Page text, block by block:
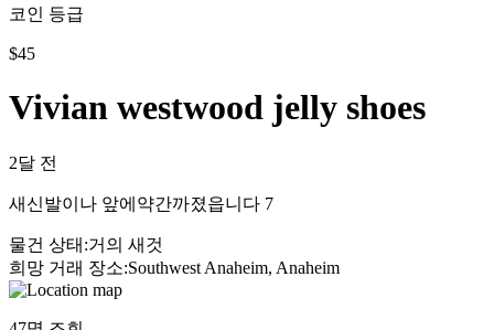
코인 등급
$45
Vivian westwood jelly shoes
2달 전
새신발이나 앞에약간까졌읍니다 7
물건 상태 :거의 새것
희망 거래 장소:Southwest Anaheim, Anaheim